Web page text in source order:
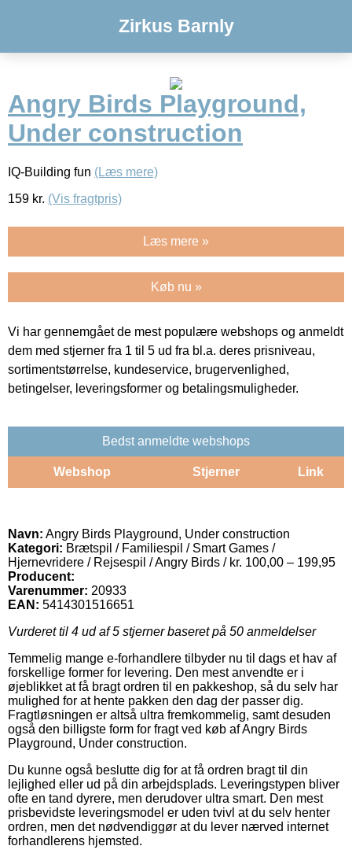
Zirkus Barnly
Angry Birds Playground,
Under construction
IQ-Building fun (Læs mere)
159 kr. (Vis fragtpris)
Læs mere »
Køb nu »
Vi har gennemgået de mest populære webshops og anmeldt
dem med stjerner fra 1 til 5 ud fra bl.a. deres prisniveau,
sortimentstørrelse, kundeservice, brugervenlighed,
betingelser, leveringsformer og betalingsmuligheder.
Bedst anmeldte webshops
Webshop Stjerner Link
Navn: Angry Birds Playground, Under construction
Kategori: Brætspil / Familiespil / Smart Games /
Hjernevridere / Rejsespil / Angry Birds / kr. 100,00 – 199,95
Producent:
Varenummer: 20933
EAN: 5414301516651
Vurderet til 4 ud af 5 stjerner baseret på 50 anmeldelser
Temmelig mange e-forhandlere tilbyder nu til dags et hav af
forskellige former for levering. Den mest anvendte er i
øjeblikket at få bragt ordren til en pakkeshop, så du selv har
mulighed for at hente pakken den dag der passer dig.
Fragtløsningen er altså ultra fremkommelig, samt desuden
også den billigste form for fragt ved køb af Angry Birds
Playground, Under construction.
Du kunne også beslutte dig for at få ordren bragt til din
lejlighed eller ud på din arbejdsplads. Leveringstypen bliver
ofte en tand dyrere, men derudover ultra smart. Den mest
prisbevidste leveringsmodel er uden tvivl at du selv henter
ordren, men det nødvendiggør at du lever nærved internet
forhandlerens hjemsted.